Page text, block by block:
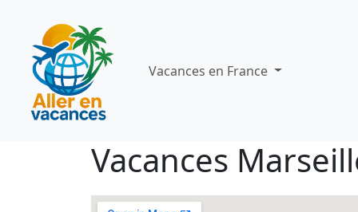
Vacances en France
Vacances